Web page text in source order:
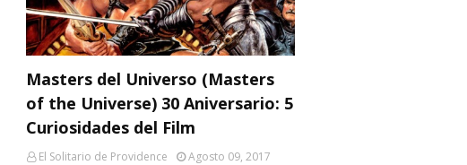
Masters del Universo (Masters
of the Universe) 30 Aniversario: 5
Curiosidades del Film
El Solitario de Providence
Agosto 09, 2017